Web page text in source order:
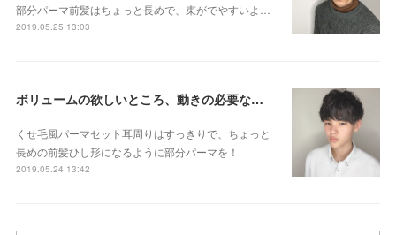
部分パーマ前髪はちょっと長めで、束がでやすいよ…
2019.05.25 13:03
ボリュームの欲しいところ、動きの必要なところにだけパーマします☆
くせ毛風パーマセット耳周りはすっきりで、ちょっと
長めの前髪ひし形になるように部分パーマを！
2019.05.24 13:42